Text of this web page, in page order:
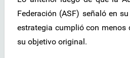
Federación (ASF) señaló en
estrategia cumplió con menos
su objetivo original.